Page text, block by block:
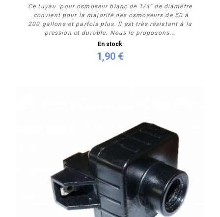
Ce tuyau pour osmoseur blanc de 1/4" de diamètre
convient pour la majorité des osmoseurs de 50 à
200 gallons et parfois plus. Il est très résistant à la
pression et durable. Nous le proposons...
En stock
1,90 €